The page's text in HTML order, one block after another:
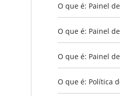
O que é: Painel
O que é: Painel
O que é: Painel
O que é: Política